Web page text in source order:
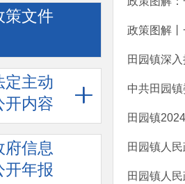
策文件
定主动
开内容
府信息
开年报
政策图解
田园镇深
中共田园
田园镇
田园镇人
田园镇人